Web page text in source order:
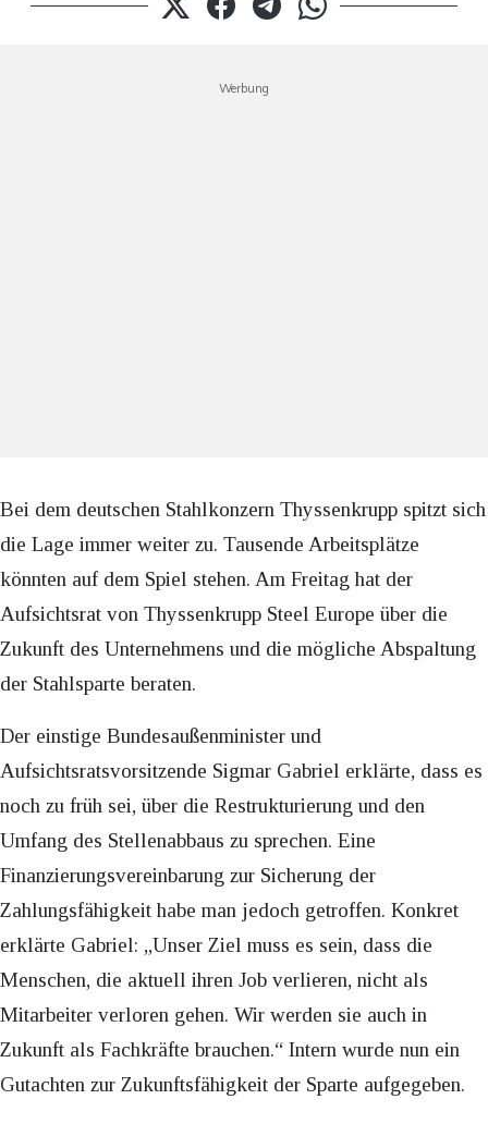
Werbung
Bei dem deutschen Stahlkonzern Thyssenkrupp spitzt sich
die Lage immer weiter zu. Tausende Arbeitsplätze
könnten auf dem Spiel stehen. Am Freitag hat der
Aufsichtsrat von Thyssenkrupp Steel Europe über die
Zukunft des Unternehmens und die mögliche Abspaltung
der Stahlsparte beraten.
Der einstige Bundesaußenminister und
Aufsichtsratsvorsitzende Sigmar Gabriel erklärte, dass es
noch zu früh sei, über die Restrukturierung und den
Umfang des Stellenabbaus zu sprechen. Eine
Finanzierungsvereinbarung zur Sicherung der
Zahlungsfähigkeit habe man jedoch getroffen. Konkret
erklärte Gabriel: „Unser Ziel muss es sein, dass die
Menschen, die aktuell ihren Job verlieren, nicht als
Mitarbeiter verloren gehen. Wir werden sie auch in
Zukunft als Fachkräfte brauchen.“ Intern wurde nun ein
Gutachten zur Zukunftsfähigkeit der Sparte aufgegeben.